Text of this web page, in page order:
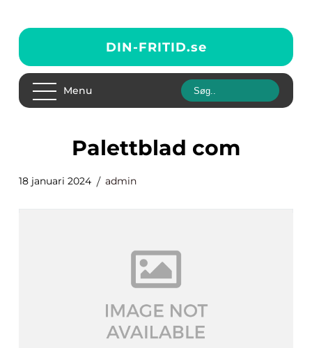
DIN-FRITID.se
Menu
palettblad com
18 januari 2024 admin